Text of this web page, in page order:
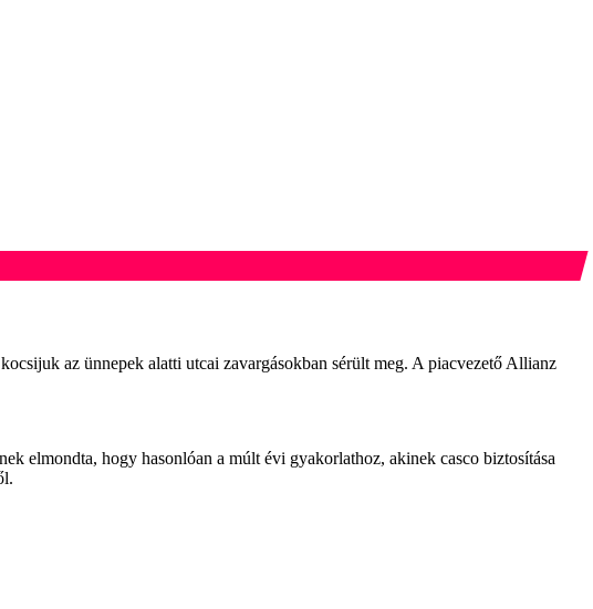
az ünnepek alatti utcai zavargásokban sérült meg. A piacvezető Allianz
elmondta, hogy hasonlóan a múlt évi gyakorlathoz, akinek casco biztosítása